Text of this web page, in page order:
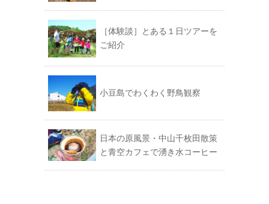
［体験談］とある１日ツアーを
ご紹介
小豆島でわくわく野鳥観察
日本の原風景・中山千枚田散策
と青空カフェで湧き水コーヒー